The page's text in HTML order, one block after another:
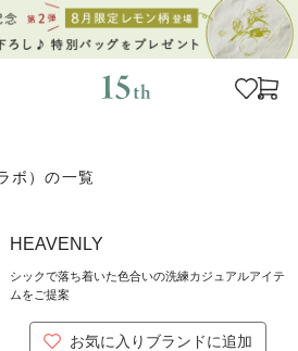
ボ）の一覧
HEAVENLY
シックで落ち着いた色合いの洗練カジュアルアイテ
ムをご提案
お気に入りブランドに追加